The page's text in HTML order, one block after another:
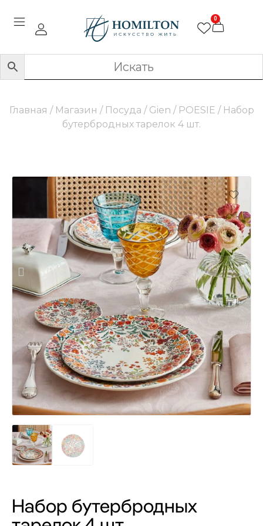
0
Главная / Магазин / Посуда / Gien / POESIE / Набор
бутербродных тарелок 4 шт.
Набор бутербродных